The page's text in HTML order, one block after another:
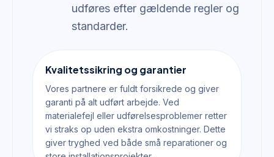
udføres efter gældende regler og
standarder.
Kvalitetssikring og garantier
Vores partnere er fuldt forsikrede og giver
garanti på alt udført arbejde. Ved
materialefejl eller udførelsesproblemer retter
vi straks op uden ekstra omkostninger. Dette
giver tryghed ved både små reparationer og